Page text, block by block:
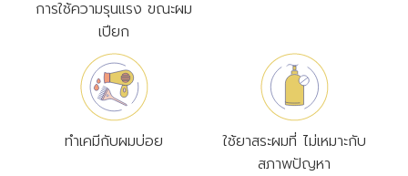
การใช้ความรุนแรง ขณะผม
เปียก
ทำเคมีกับผมบ่อย
ใช้ยาสระผมที่ ไม่เหมาะกับ
สภาพปัญหา